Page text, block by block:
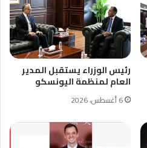
رئيس الوزراء يستقبل المدير
العام لمنظمة اليونسكو
6 أغسطس، 2026